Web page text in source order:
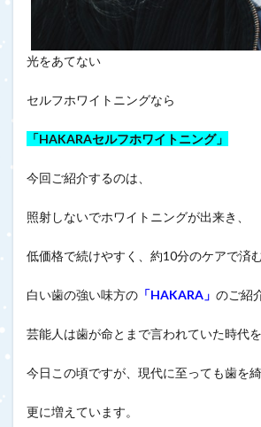
光をあてない
セルフホワイトニングなら
「HAKARAセルフホワイトニング」
今回ご紹介するのは、
照射しないでホワイトニングが出来き、
低価格で続けやすく、約10分のケアで済
白い歯の強い味方の 「HAKARA」 のご紹
芸能人は歯が命とまで言われていた時代
今日この頃ですが、現代に至っても歯を
更に増えています。